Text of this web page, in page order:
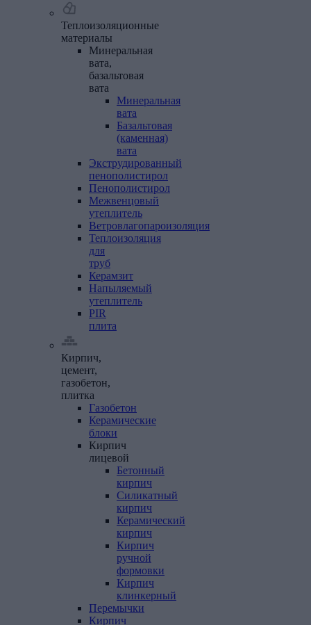
Теплоизоляционные
материалы
Минеральная
вата,
базальтовая
вата
Минеральная
вата
Базальтовая
(каменная)
вата
Экструдированный
пенополистирол
Пенополистирол
Межвенцовый
утеплитель
Ветровлагопароизоляция
Теплоизоляция
для
труб
Керамзит
Напыляемый
утеплитель
PIR
плита
Кирпич,
цемент,
газобетон,
плитка
Газобетон
Керамические
блоки
Кирпич
лицевой
Бетонный
кирпич
Силикатный
кирпич
Керамический
кирпич
Кирпич
ручной
формовки
Кирпич
клинкерный
Перемычки
Кирпич